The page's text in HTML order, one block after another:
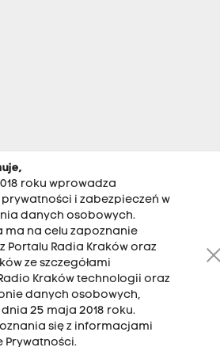
Sport Muzyka Audycje
Aleja Juliusza Słowackiego 22, 30-007
roku wprowadza
i zabezpieczeń w
danych osobowych.
ma na celu zapoznanie
Portalu Radia Kraków oraz
ze szczegółami
Kraków technologii oraz
danych osobowych,
25 maja 2018 roku.
się z informacjami
Prywatności.